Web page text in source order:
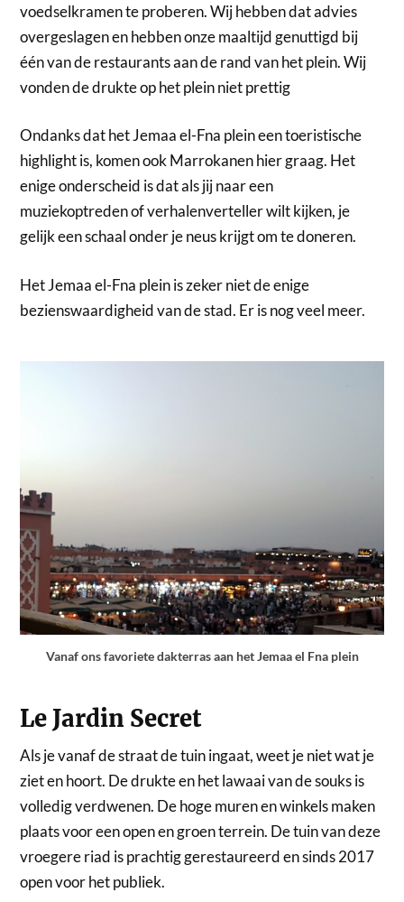
voedselkramen te proberen. Wij hebben dat advies
overgeslagen en hebben onze maaltijd genuttigd bij
één van de restaurants aan de rand van het plein. Wij
vonden de drukte op het plein niet prettig
Ondanks dat het Jemaa el-Fna plein een toeristische
highlight is, komen ook Marrokanen hier graag. Het
enige onderscheid is dat als jij naar een
muziekoptreden of verhalenverteller wilt kijken, je
gelijk een schaal onder je neus krijgt om te doneren.
Het Jemaa el-Fna plein is zeker niet de enige
bezienswaardigheid van de stad. Er is nog veel meer.
Vanaf ons favoriete dakterras aan het Jemaa el Fna plein
Le Jardin Secret
Als je vanaf de straat de tuin ingaat, weet je niet wat je
ziet en hoort. De drukte en het lawaai van de souks is
volledig verdwenen. De hoge muren en winkels maken
plaats voor een open en groen terrein. De tuin van deze
vroegere riad is prachtig gerestaureerd en sinds 2017
open voor het publiek.